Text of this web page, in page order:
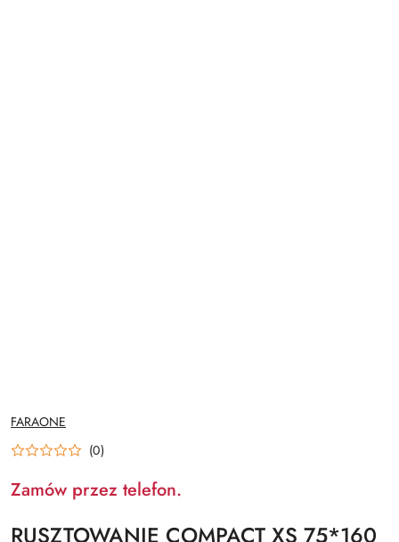
NAZWA
PRODUCENTA:
FARAONE
(0)
Zamów przez telefon.
RUSZTOWANIE COMPACT XS 75*160